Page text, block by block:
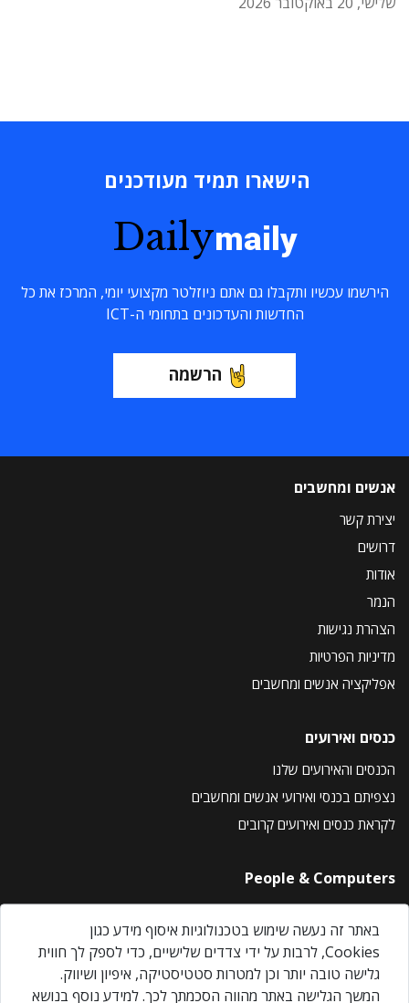
הישארו תמיד מעודכנים
Dailymaily
הירשמו עכשיו ותקבלו גם אתם ניוזלטר מקצועי יומי, המרכז את כל
החדשות והעדכונים בתחומי ה-ICT
הרשמה
אנשים ומחשבים
יצירת קשר
דרושים
אודות
הנמר
הצהרת נגישות
מדיניות הפרטיות
אפליקציה אנשים ומחשבים
כנסים ואירועים
הכנסים והאירועים שלנו
נצפיתם בכנסי ואירועי אנשים ומחשבים
לקראת כנסים ואירועים קרובים
People & Computers
About Us
Privacy Policy
Contact Us
Our Events
באתר זה נעשה שימוש בטכנולוגיות איסוף מידע כגון
Cookies, לרבות על ידי צדדים שלישיים, כדי לספק לך חווית
גלישה טובה יותר וכן למטרות סטטיסטיקה, איפיון ושיווק.
המשך הגלישה באתר מהווה הסכמתך לכך. למידע נוסף בנושא